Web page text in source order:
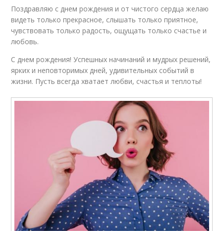
Поздравляю с днем рождения и от чистого сердца желаю
видеть только прекрасное, слышать только приятное,
чувствовать только радость, ощущать только счастье и
любовь.
С днем рождения! Успешных начинаний и мудрых решений,
ярких и неповторимых дней, удивительных событий в
жизни. Пусть всегда хватает любви, счастья и теплоты!